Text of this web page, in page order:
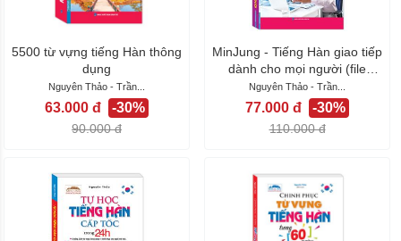
5500 từ vựng tiếng Hàn thông
dụng
Nguyên Thảo - Trần...
63.000 đ -30%
90.000 đ
MinJung - Tiếng Hàn giao tiếp
dành cho mọi người (file
nghe...
Nguyên Thảo - Trần...
77.000 đ -30%
110.000 đ